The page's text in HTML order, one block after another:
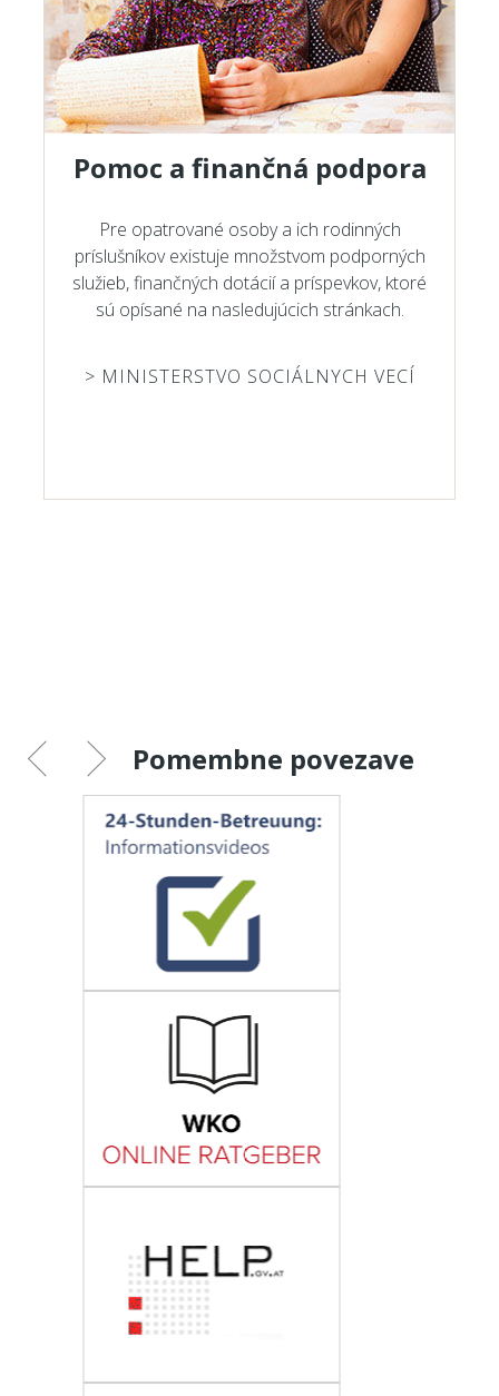
Pomoc a finančná podpora
Pre opatrované osoby a ich rodinných
príslušníkov existuje množstvom podporných
služieb, finančných dotácií a príspevkov, ktoré
sú opísané na nasledujúcich stránkach.
> MINISTERSTVO SOCIÁLNYCH VECÍ
Pomembne povezave